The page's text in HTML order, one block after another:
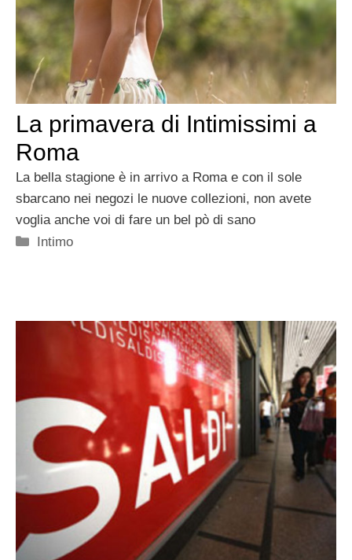
La primavera di Intimissimi a
Roma
La bella stagione è in arrivo a Roma e con il sole
sbarcano nei negozi le nuove collezioni, non avete
voglia anche voi di fare un bel pò di sano
Categorie
Intimo